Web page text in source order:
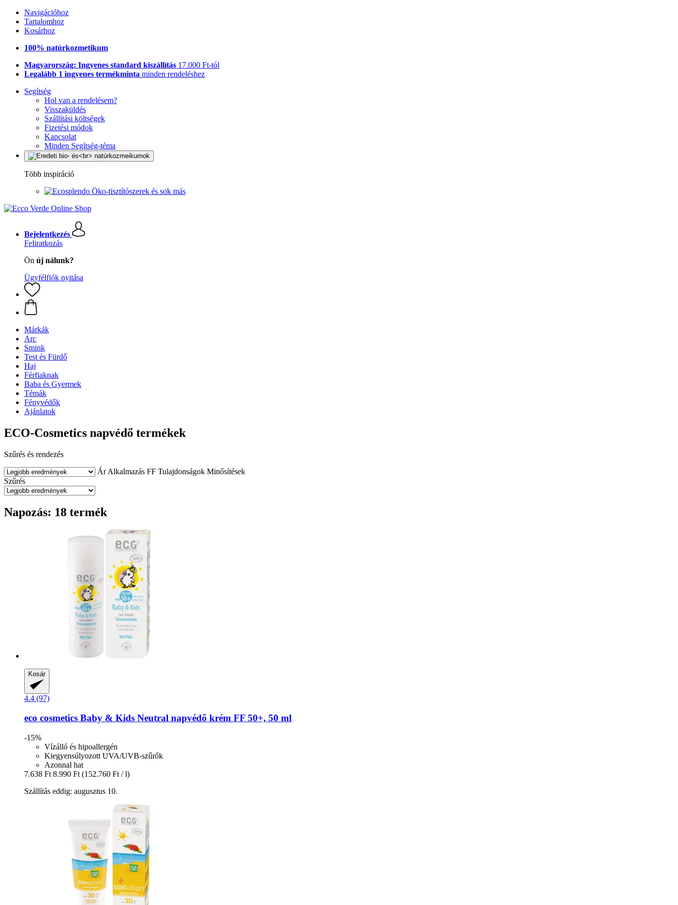
Navigációhoz
Tartalomhoz
Kosárhoz
100% natúrkozmetikum
Magyarország: Ingyenes standard kiszállítás 17.000 Ft-tól
Legalább 1 ingyenes termékminta minden rendeléshez
Segítség
Hol van a rendelésem?
Visszaküldés
Szállítási költségek
Fizetési módok
Kapcsolat
Minden Segítség-téma
Több inspiráció
Öko-tisztítószerek és sok más
Bejelentkezés
Feliratkozás
Ön új nálunk?
Ügyfélfiók nyitása
Márkák
Arc
Smink
Test és Fürdő
Haj
Férfiaknak
Baba és Gyermek
Témák
Fényvédők
Ajánlatok
ECO-Cosmetics napvédő termékek
Szűrés és rendezés
Ár Alkalmazás FF Tulajdonságok Minősítések
Szűrés
Napozás: 18 termék
Kosár
4.4 (97)
eco cosmetics Baby & Kids Neutral napvédő krém FF 50+, 50 ml
-15%
Vízálló és hipoallergén
Kiegyensúlyozott UVA/UVB-szűrők
Azonnal hat
7.638 Ft 8.990 Ft (152.760 Ft / l)
Szállítás eddig: augusztus 10.